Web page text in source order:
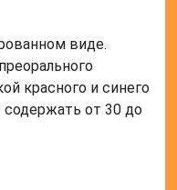
виде.
красного и синего
от 30 до